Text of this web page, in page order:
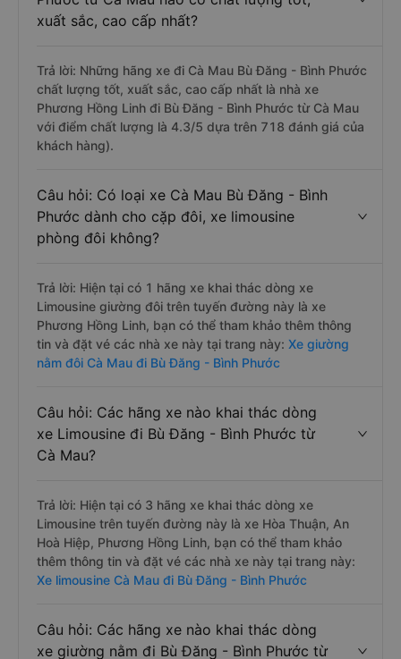
xuất sắc, cao cấp nhất?
Trả lời: Những hãng xe đi Cà Mau Bù Đăng - Bình Phước
chất lượng tốt, xuất sắc, cao cấp nhất là nhà xe
Phương Hồng Linh đi Bù Đăng - Bình Phước từ Cà Mau
với điểm chất lượng là 4.3/5 dựa trên 718 đánh giá của
khách hàng).
Câu hỏi: Có loại xe Cà Mau Bù Đăng - Bình
Phước dành cho cặp đôi, xe limousine
phòng đôi không?
Trả lời: Hiện tại có 1 hãng xe khai thác dòng xe
Limousine giường đôi trên tuyến đường này là xe
Phương Hồng Linh, bạn có thể tham khảo thêm thông
tin và đặt vé các nhà xe này tại trang này: Xe giường
nằm đôi Cà Mau đi Bù Đăng - Bình Phước
Câu hỏi: Các hãng xe nào khai thác dòng
xe Limousine đi Bù Đăng - Bình Phước từ
Cà Mau?
Trả lời: Hiện tại có 3 hãng xe khai thác dòng xe
Limousine trên tuyến đường này là xe Hòa Thuận, An
Hoà Hiệp, Phương Hồng Linh, bạn có thể tham khảo
thêm thông tin và đặt vé các nhà xe này tại trang này:
Xe limousine Cà Mau đi Bù Đăng - Bình Phước
Câu hỏi: Các hãng xe nào khai thác dòng
xe giường nằm đi Bù Đăng - Bình Phước từ